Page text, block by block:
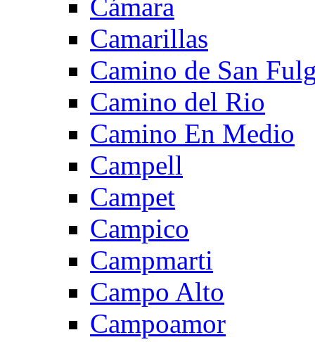
Cámara
Camarillas
Camino de San
Camino del Rio
Camino En Medio
Campell
Campet
Campico
Campmarti
Campo Alto
Campoamor